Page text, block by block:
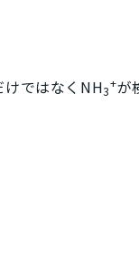
ではなくNH3
+が